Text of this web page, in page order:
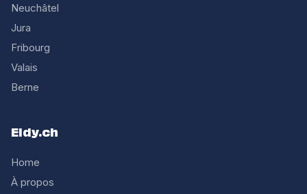
Neuchâtel
Jura
Fribourg
Valais
Berne
Eldy.ch
Home
À propos